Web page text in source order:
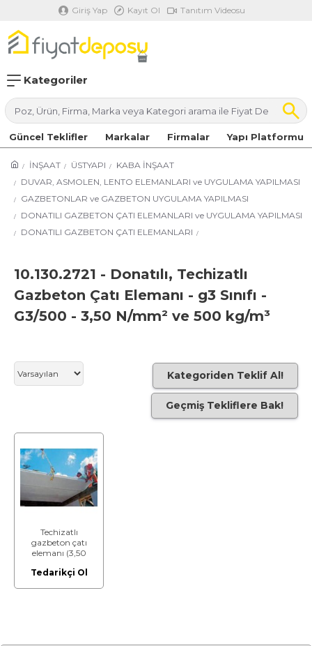
Giriş Yap Kayıt Ol Tanıtım Videosu
Kategoriler
Güncel Teklifler Markalar Firmalar Yapı Platformu
İNŞAAT ÜSTYAPI
KABA İNŞAAT
DUVAR, ASMOLEN, LENTO ELEMANLARI ve UYGULAMA YAPILMASI
GAZBETONLAR ve GAZBETON UYGULAMA YAPILMASI
DONATILI GAZBETON ÇATI ELEMANLARI ve UYGULAMA YAPILMASI
DONATILI GAZBETON ÇATI ELEMANLARI
10.130.2721 - Donatılı, Techizatlı
Gazbeton Çatı Elemanı - g3 Sınıfı -
G3/500 - 3,50 N/mm² ve 500 kg/m³
Kategoriden Teklif Al!
Geçmiş Tekliflere Bak!
Techizatlı
gazbeton çatı
elemanı (3,50
kg/m³)
Tedarikçi Ol